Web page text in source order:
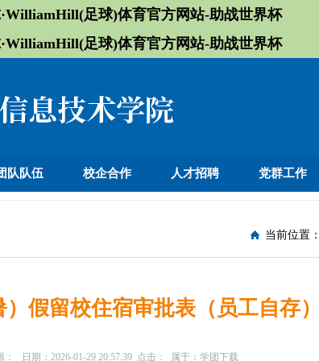
足球)体育官方网站-助战世界杯
足球)体育官方网站-助战世界杯
队队伍 校企合作 人才招聘 党群工作
当前位置：
）假留校住宿审批表（员工自存）
： 日期： 2026-01-29 20:57:39 点击： 属于： 学团下载